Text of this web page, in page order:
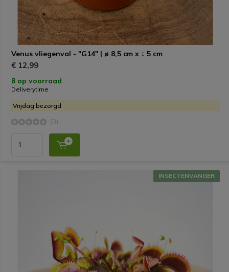
Venus vliegenval - "G14" | ø 8,5 cm x ↕ 5 cm
€ 12,99
8 op voorraad
Deliverytime
Vrijdag bezorgd
(0)
INSECTENVANGER